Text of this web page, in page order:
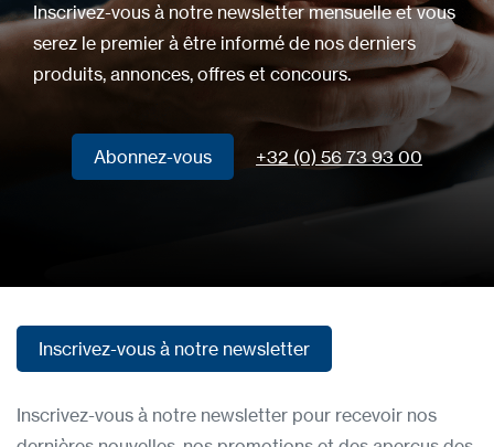
Inscrivez-vous à notre newsletter mensuelle et vous
serez le premier à être informé de nos derniers
produits, annonces, offres et concours.
Abonnez-vous +32 (0) 56 73 93 00
Inscrivez-vous à notre newsletter
Inscrivez-vous à notre newsletter pour recevoir nos